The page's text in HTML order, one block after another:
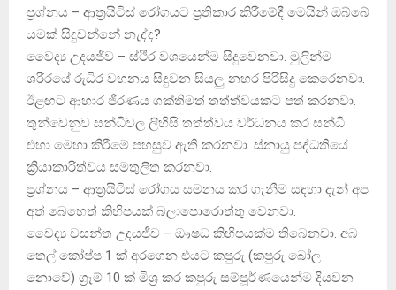
ප්‍රශ්නය – ආත්‍රයිටිස්‌ රෝගයට ප්‍රතිකාර කිරීමේදී මෙයින් ඔබ්බේ
යමක්‌ සිදුවන්නේ නැද්ද?
වෛද්‍ය උදයජීව – ස්‌ථිර වශයෙන්ම සිදුවෙනවා. මුලින්ම
ශරීරයේ රුධිර වහනය සිදුවන සියලු නහර පිරිසිදු කෙරෙනවා.
ඊළඟට ආහාර ජීරණය ශක්‌තිමත් තත්ත්වයකට පත් කරනවා.
තුන්වෙනුව සන්ධිවල ලිහිසි තත්ත්වය වර්ධනය කර සන්ධි
එහා මෙහා කිරීමේ පහසුව ඇති කරනවා. ස්‌නායු පද්ධතියේ
ක්‍රියාකාරිත්වය සමතුලිත කරනවා.
ප්‍රශ්නය – ආත්‍රයිටිස්‌ රෝගය සමනය කර ගැනීම සඳහා දැන් අප
අත් බෙහෙත් කිහිපයක්‌ බලාපොරොත්තු වෙනවා.
වෛද්‍ය වසන්ත උදයජීව – ඖෂධ කිහිපයක්‌ම තිබෙනවා. අබ
තෙල් කෝප්ප 1 ක්‌ අරගෙන එයට කපුරු (කපුරු බෝල
නොවේ) ග්‍රෑම් 10 ක්‌ මිශ්‍ර කර කපුරු සම්පූර්ණයෙන්ම දියවන